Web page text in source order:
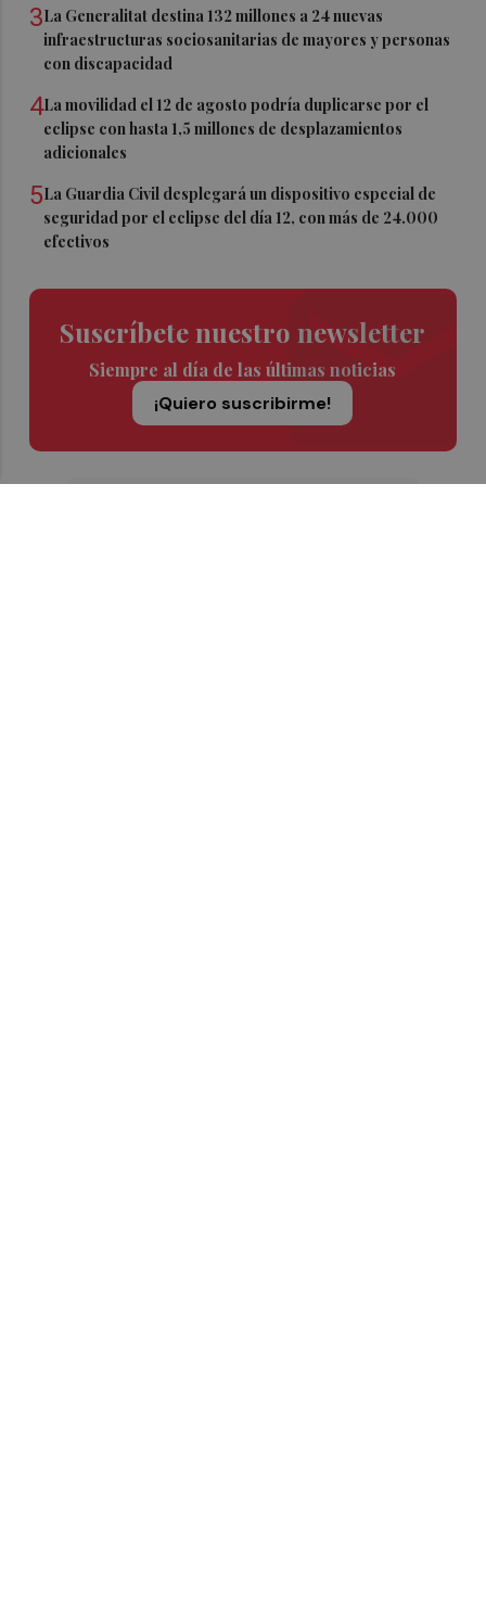
3La Generalitat destina 132 millones a 24 nuevas
infraestructuras sociosanitarias de mayores y personas
con discapacidad
4La movilidad el 12 de agosto podría duplicarse por el
eclipse con hasta 1,5 millones de desplazamientos
adicionales
5La Guardia Civil desplegará un dispositivo especial de
seguridad por el eclipse del día 12, con más de 24.000
efectivos
Suscríbete nuestro newsletter
Siempre al día de las últimas noticias
¡Quiero suscribirme!